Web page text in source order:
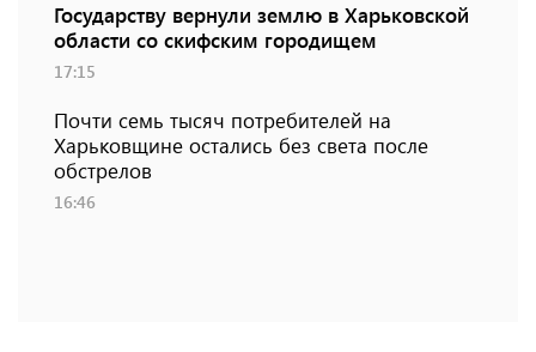
Государству вернули землю в Харьковской
области со скифским городищем
17:15
Почти семь тысяч потребителей на
Харьковщине остались без света после
обстрелов
16:46